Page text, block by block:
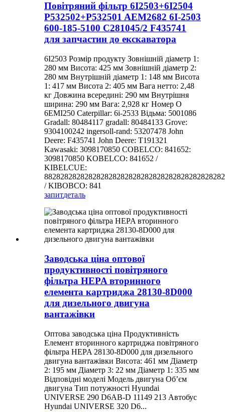
Повітряний фільтр 6I2503+6I2504
P532502+P532501 AEM2682 6I-2503
600-185-5100 C281045/2 F435741
для запчастин до екскаватора
6I2503 Розмір продукту Зовнішній діаметр 1:
280 мм Висота: 425 мм Зовнішній діаметр 2:
280 мм Внутрішній діаметр 1: 148 мм Висота
1: 417 мм Висота 2: 405 мм Вага нетто: 2,48
кг Довжина всередині: 290 мм Внутрішня
ширина: 290 мм Вага: 2,928 кг Номер O
6EMI250 Caterpillar: 6i-2533 Відьма: 5001086
Gradall: 80484117 gradall: 80484133 Grove:
9304100242 ingersoll-rand: 53207478 John
Deere: F435741 John Deere: T191321
Kawasaki: 3098170850 COBELCO: 841652:
3098170850 KOBELCO: 841652 /
KIBELCUE:
/ KIBOBCO: 841
запитдеталь
Заводська ціна оптової
продуктивності повітряного
фільтра HEPA вторинного
елемента картриджа 28130-8D000
для дизельного двигуна
вантажівки
Оптова заводська ціна Продуктивність
Елемент вторинного картриджа повітряного
фільтра HEPA 28130-8D000 для дизельного
двигуна вантажівки Висота: 461 мм Діаметр
2: 195 мм Діаметр 3: 22 мм Діаметр 1: 335 мм
Відповідні моделі Модель двигуна Об’єм
двигуна Тип потужності Hyundai
UNIVERSE 290 D6AB-D 11149 213 Автобус
Hyundai UNIVERSE 320 D6...